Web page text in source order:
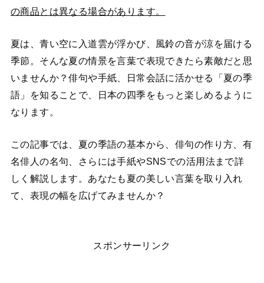
の商品とは異なる場合があります。
夏は、青い空に入道雲が浮かび、風鈴の音が涼を届ける
季節。そんな夏の情景を言葉で表現できたら素敵だと思
いませんか？俳句や手紙、日常会話に活かせる「夏の季
語」を知ることで、日本の四季をもっと楽しめるように
なります。
この記事では、夏の季語の基本から、俳句の作り方、有
名俳人の名句、さらには手紙やSNSでの活用法まで詳
しく解説します。あなたも夏の美しい言葉を取り入れ
て、表現の幅を広げてみませんか？
スポンサーリンク